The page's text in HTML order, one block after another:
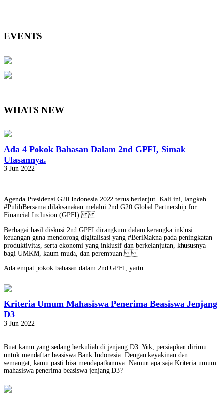
EVENTS
WHATS NEW
Ada 4 Pokok Bahasan Dalam 2nd GPFI, Simak
Ulasannya.
3 Jun 2022
Agenda Presidensi G20 Indonesia 2022 terus berlanjut. Kali ini, langkah
#PulihBersama dilaksanakan melalui 2nd G20 Global Partnership for
Financial Inclusion (GPFI).
Berbagai hasil diskusi 2nd GPFI dirangkum dalam kerangka inklusi
keuangan guna mendorong digitalisasi yang #BeriMakna pada peningkatan
produktivitas, serta ekonomi yang inklusif dan berkelanjutan, khususnya
bagi UMKM, kaum muda, dan perempuan.
Ada empat pokok bahasan dalam 2nd GPFI, yaitu: ....
Kriteria Umum Mahasiswa Penerima Beasiswa Jenjang
D3
3 Jun 2022
Buat kamu yang sedang berkuliah di jenjang D3. Yuk, persiapkan dirimu
untuk mendaftar beasiswa Bank Indonesia. Dengan keyakinan dan
semangat, kamu pasti bisa mendapatkannya. Namun apa saja Kriteria umum
mahasiswa penerima beasiswa jenjang D3?